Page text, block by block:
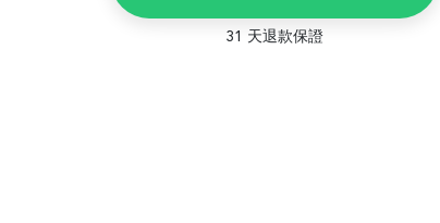
31 天退款保證